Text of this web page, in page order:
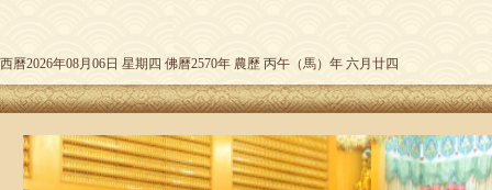
西曆2026年08月06日 星期四 佛曆2570年 農歷 丙午（馬）年 六月廿四